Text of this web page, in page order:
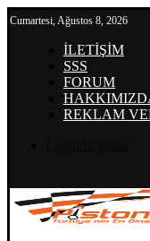
Cumartesi, Ağustos 8, 2026
İLETİŞİM
SSS
FORUM
REKLAM